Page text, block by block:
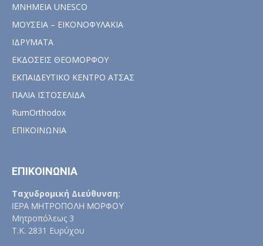
ΜΝΗΜΕΙΑ UNESCO
ΜΟΥΣΕΙΑ – ΕΙΚΟΝΟΦΥΛΑΚΙΑ
ΙΔΡΥΜΑΤΑ
ΕΚΔΟΣΕΙΣ ΘΕΟΜΟΡΦΟΥ
ΕΚΠΑΙΔΕΥΤΙΚΟ ΚΕΝΤΡΟ ΑΤΣΑΣ
ΠΑΛΙΑ ΙΣΤΟΣΕΛΙΔΑ
RumOrthodox
ΕΠΙΚΟΙΝΩΝΙΑ
ΕΠΙΚΟΙΝΩΝΙΑ
Ταχυδρομική Διεύθυνση:
ΙΕΡΑ ΜΗΤΡΟΠΟΛΗ ΜΟΡΦΟΥ
Μητροπόλεως 3
Τ.Κ. 2831 Ευρύχου